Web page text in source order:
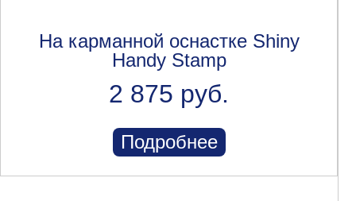
На карманной оснастке Shiny
Handy Stamp
2 875 руб.
Подробнее